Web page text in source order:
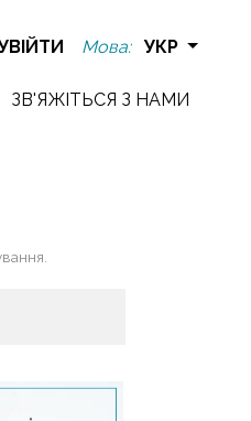
Мова: УКР
ЗВ'ЯЖІТЬСЯ З НАМИ